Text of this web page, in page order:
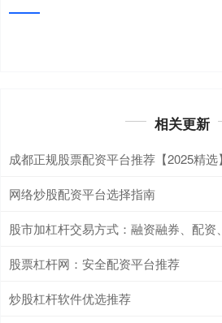
相关更新
成都正规股票配资平台推荐【2025精选】
网络炒股配资平台选择指南
股市加杠杆交易方式：融资融券、配
股票杠杆网：安全配资平台推荐
炒股杠杆软件优选推荐